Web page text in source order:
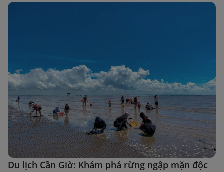
Du lịch Cần Giờ: Khám phá rừng ngập mặn độc